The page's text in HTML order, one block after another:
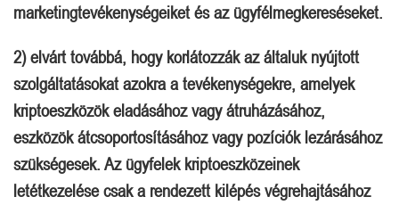
marketingtevékenységeiket és az ügyfélmegkereséseket.
2) elvárt továbbá, hogy korlátozzák az általuk nyújtott
szolgáltatásokat azokra a tevékenységekre, amelyek
kriptoeszközök eladásához vagy átruházásához,
eszközök átcsoportosításához vagy pozíciók lezárásához
szükségesek. Az ügyfelek kriptoeszközeinek
letétkezelése csak a rendezett kilépés végrehajtásához